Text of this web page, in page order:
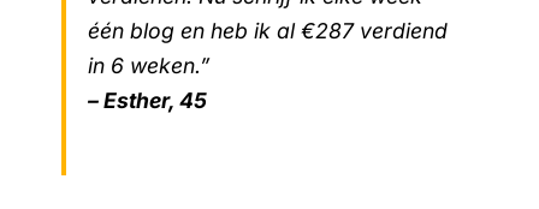
één blog en heb ik al €287 verdiend
in 6 weken.”
– Esther, 45